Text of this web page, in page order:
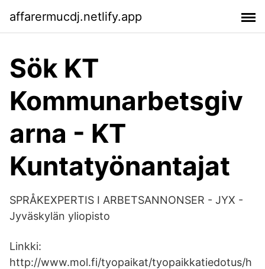
affarermucdj.netlify.app
Sök KT
Kommunarbetsgiv
arna - KT
Kuntatyönantajat
SPRÅKEXPERTIS I ARBETSANNONSER - JYX -
Jyväskylän yliopisto
Linkki:
http://www.mol.fi/tyopaikat/tyopaikkatiedotus/h